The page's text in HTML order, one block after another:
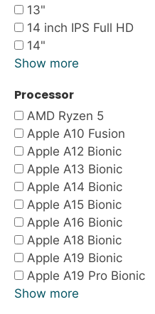
13"
14 inch IPS Full HD
14"
Show more
Processor
AMD Ryzen 5
Apple A10 Fusion
Apple A12 Bionic
Apple A13 Bionic
Apple A14 Bionic
Apple A15 Bionic
Apple A16 Bionic
Apple A18 Bionic
Apple A19 Bionic
Apple A19 Pro Bionic
Show more